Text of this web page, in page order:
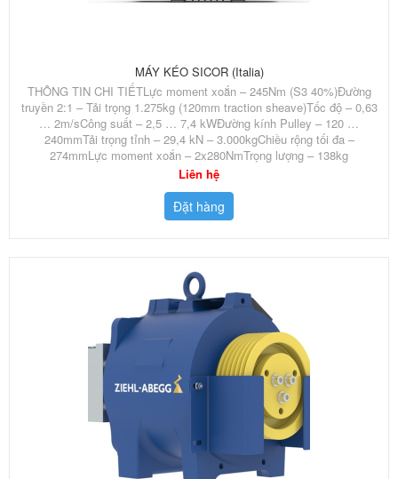
MÁY KÉO SICOR (Italia)
THÔNG TIN CHI TIẾTLực moment xoắn – 245Nm (S3 40%)Đường
truyền 2:1 – Tải trọng 1.275kg (120mm traction sheave)Tốc độ – 0,63
… 2m/sCông suất – 2,5 … 7,4 kWĐường kính Pulley – 120 …
240mmTải trọng tỉnh – 29,4 kN – 3.000kgChiều rộng tối đa –
274mmLực moment xoắn – 2x280NmTrọng lượng – 138kg
Liên hệ
Đặt hàng